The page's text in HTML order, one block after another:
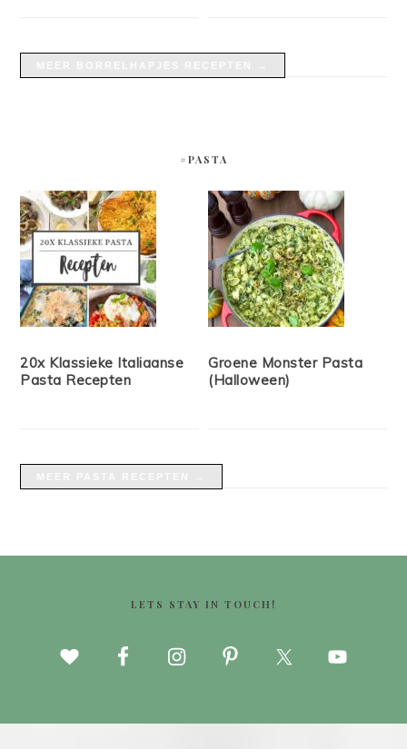
#PASTA
20x Klassieke Italiaanse
Pasta Recepten
Groene Monster Pasta
(Halloween)
LETS STAY IN TOUCH!